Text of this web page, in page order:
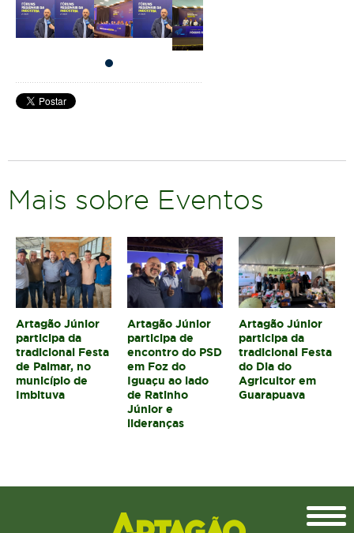
Mais sobre Eventos
Artagão Júnior
participa da
tradicional Festa
de Palmar, no
município de
Imbituva
Artagão Júnior
participa de
encontro do PSD
em Foz do
Iguaçu ao lado
de Ratinho
Júnior e
lideranças
Artagão Júnior
participa da
tradicional Festa
do Dia do
Agricultor em
Guarapuava